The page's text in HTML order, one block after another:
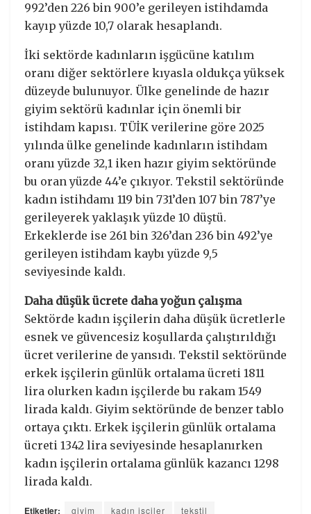
992’den 226 bin 900’e gerileyen istihdamda
kayıp yüzde 10,7 olarak hesaplandı.
İki sektörde kadınların işgücüne katılım
oranı diğer sektörlere kıyasla oldukça yüksek
düzeyde bulunuyor. Ülke genelinde de hazır
giyim sektörü kadınlar için önemli bir
istihdam kapısı. TÜİK verilerine göre 2025
yılında ülke genelinde kadınların istihdam
oranı yüzde 32,1 iken hazır giyim sektöründe
bu oran yüzde 44’e çıkıyor. Tekstil sektöründe
kadın istihdamı 119 bin 731’den 107 bin 787’ye
gerileyerek yaklaşık yüzde 10 düştü.
Erkeklerde ise 261 bin 326’dan 236 bin 492’ye
gerileyen istihdam kaybı yüzde 9,5
seviyesinde kaldı.
Daha düşük ücrete daha yoğun çalışma
Sektörde kadın işçilerin daha düşük ücretlerle
esnek ve güvencesiz koşullarda çalıştırıldığı
ücret verilerine de yansıdı. Tekstil sektöründe
erkek işçilerin günlük ortalama ücreti 1811
lira olurken kadın işçilerde bu rakam 1549
lirada kaldı. Giyim sektöründe de benzer tablo
ortaya çıktı. Erkek işçilerin günlük ortalama
ücreti 1342 lira seviyesinde hesaplanırken
kadın işçilerin ortalama günlük kazancı 1298
lirada kaldı.
Etiketler: giyim kadın işçiler tekstil